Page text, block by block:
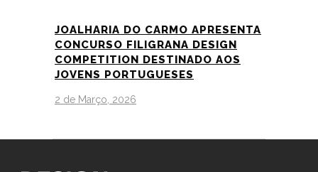
JOALHARIA DO CARMO APRESENTA
CONCURSO FILIGRANA DESIGN
COMPETITION DESTINADO AOS
JOVENS PORTUGUESES
2 de Março, 2026